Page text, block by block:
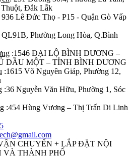
Thuột, Đắk Lắk
936 Lê Đức Thọ - P15 - Quận Gò Vấp
QL91B, Phường Long Hòa, Q.Bình
:1546 ĐẠI LỘ BÌNH DƯƠNG –
DẦU MỘT – TỈNH BÌNH DƯƠNG
:1615 Võ Nguyên Giáp, Phường 12,
:36 Nguyễn Văn Hữu, Phường 1, Sóc
:454 Hùng Vương – Thị Trấn Di Linh
CHUYỂN + LẮP ĐẶT NỘI
VÀ THÀNH PHỐ